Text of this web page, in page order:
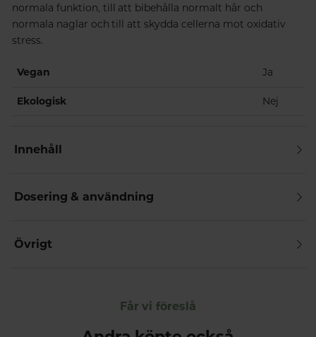
normala funktion, till att bibehålla normalt hår och
normala naglar och till att skydda cellerna mot oxidativ
stress.
Vegan Ja
Ekologisk Nej
Innehåll
Dosering & användning
Övrigt
Får vi föreslå